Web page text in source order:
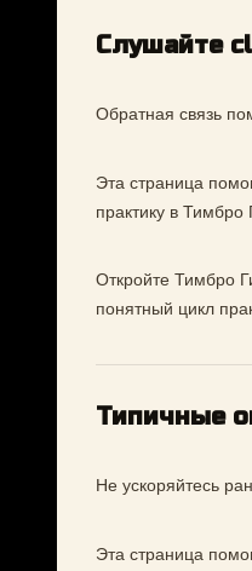
Слушайте
Обратная связь
Эта страница
практику в Тимбро
Откройте Тимбро
понятный цикл
Типичные
Не ускоряйтесь
Эта страница